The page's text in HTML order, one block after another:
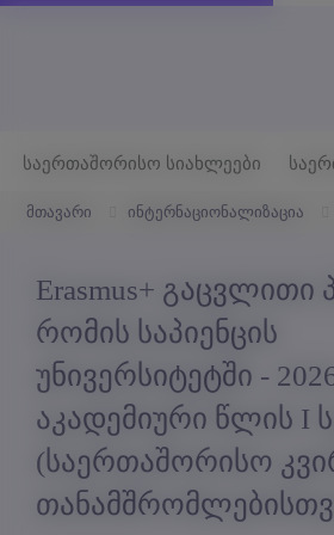
საერთაშორისო სიახლეები
მთავარი ინტერნაციონალიზაცია
Erasmus+
რომის საპიენცის
უნივერსიტეტში -
აკადემიური წლის I
(საერთაშორისო